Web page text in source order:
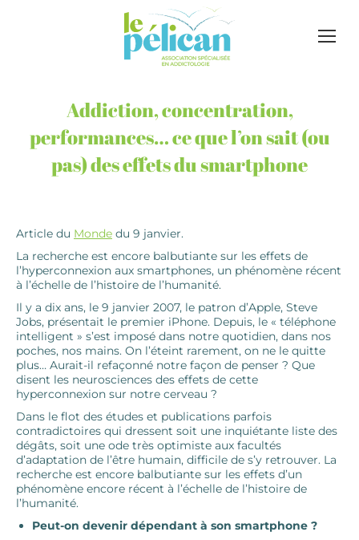
Addiction, concentration,
performances… ce que l’on sait (ou
pas) des effets du smartphone
Article du Monde du 9 janvier.
La recherche est encore balbutiante sur les effets de
l’hyperconnexion aux smartphones, un phénomène récent
à l’échelle de l’histoire de l’humanité.
Il y a dix ans, le 9 janvier 2007, le patron d’Apple, Steve
Jobs, présentait le premier iPhone. Depuis, le « téléphone
intelligent » s’est imposé dans notre quotidien, dans nos
poches, nos mains. On l’éteint rarement, on ne le quitte
plus… Aurait-il refaçonné notre façon de penser ? Que
disent les neurosciences des effets de cette
hyperconnexion sur notre cerveau ?
Dans le flot des études et publications parfois
contradictoires qui dressent soit une inquiétante liste des
dégâts, soit une ode très optimiste aux facultés
d’adaptation de l’être humain, difficile de s’y retrouver. La
recherche est encore balbutiante sur les effets d’un
phénomène encore récent à l’échelle de l’histoire de
l’humanité.
Peut-on devenir dépendant à son smartphone ?